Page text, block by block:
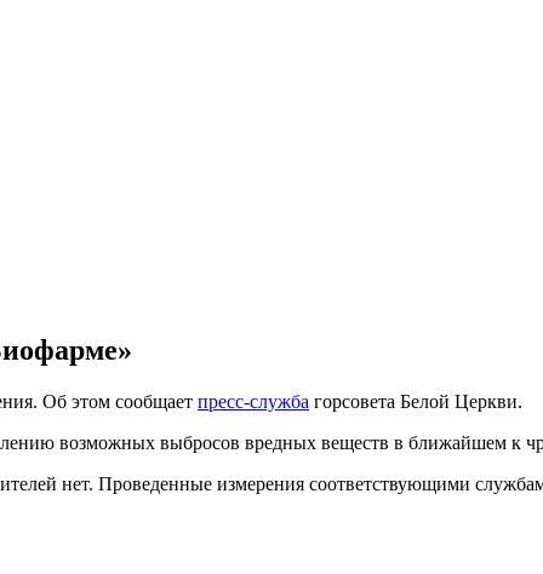
Об этом сообщает пресс-служба горсовета Белой Церкви.
возможных выбросов вредных веществ в ближайшем к
нет. Проведенные измерения соответствующими